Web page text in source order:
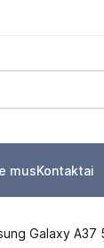
musKontaktai
Galaxy